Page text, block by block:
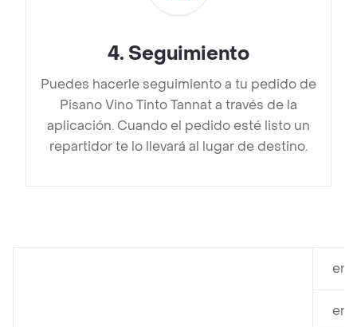
4. Seguimiento
Puedes hacerle seguimiento a tu pedido de
Pisano Vino Tinto Tannat a través de la
aplicación. Cuando el pedido esté listo un
repartidor te lo llevará al lugar de destino.
en
en